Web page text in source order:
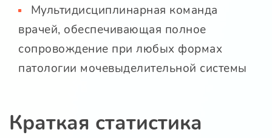
Мультидисциплинарная команда
врачей, обеспечивающая полное
сопровождение при любых формах
патологии мочевыделительной системы
Краткая статистика